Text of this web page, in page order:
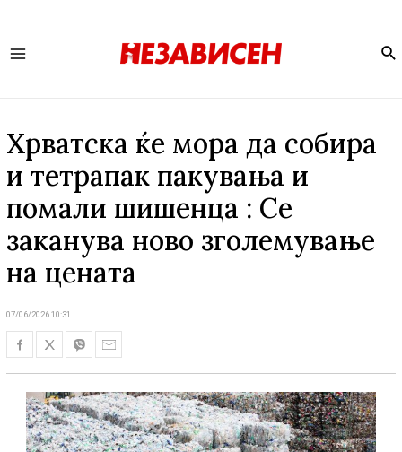
Хрватска ќе мора да собира
и тетрапак пакувања и
помали шишенца : Се
заканува ново зголемување
на цената
07/06/2026 10:31